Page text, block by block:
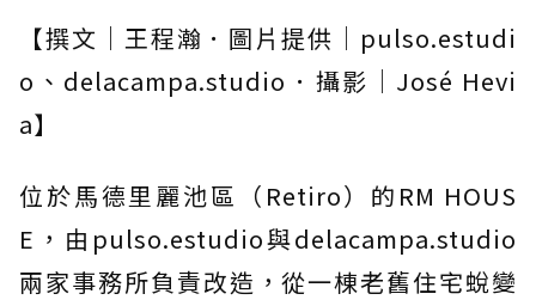
【撰文｜王程瀚．圖片提供｜pulso.estudi
o、delacampa.studio．攝影｜José Hevi
a】
位於馬德里麗池區（Retiro）的RM HOUS
E，由pulso.estudio與delacampa.studio
兩家事務所負責改造，從一棟老舊住宅蛻變